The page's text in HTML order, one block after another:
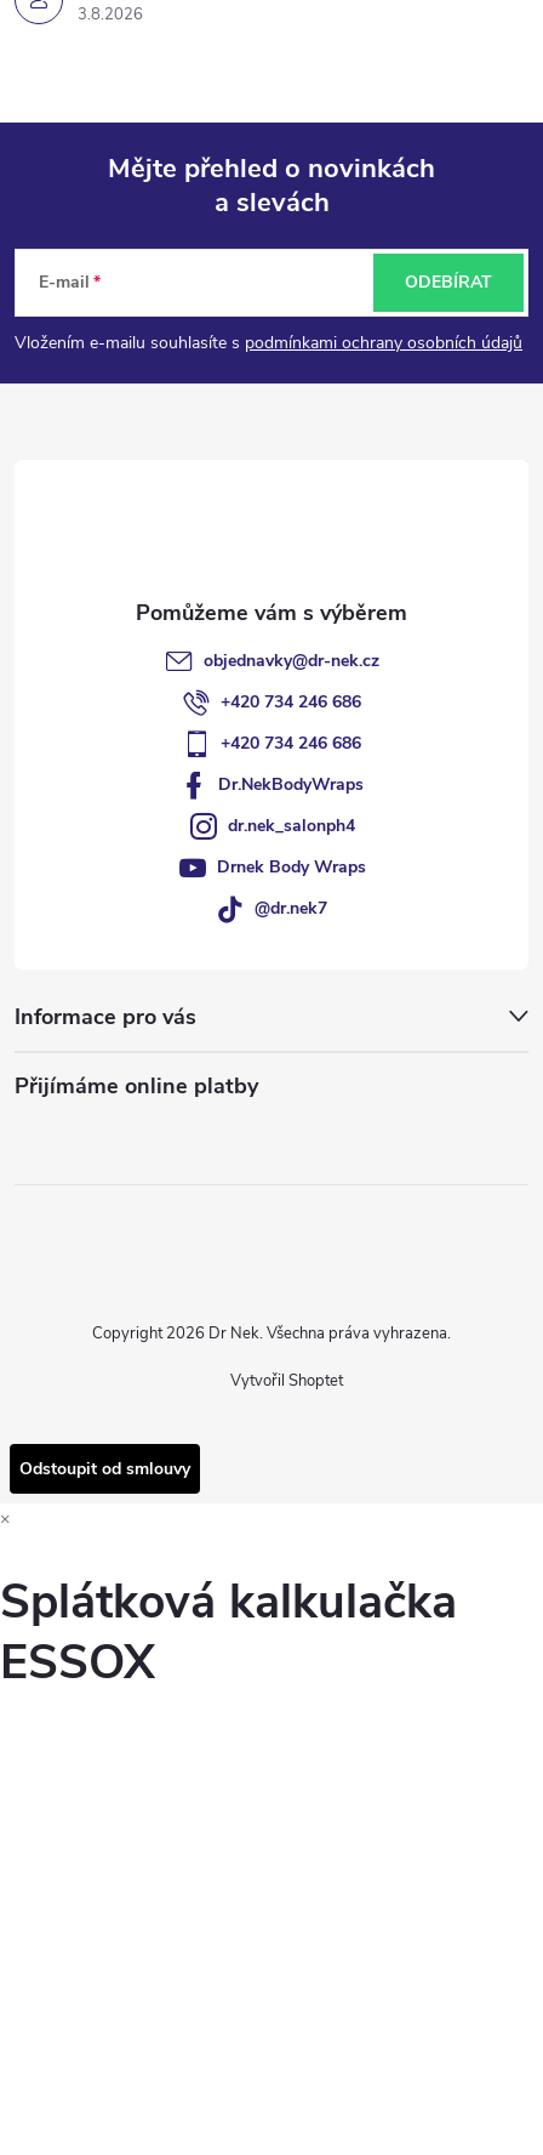
3.8.2026
p
Mějte přehled o novinkách
a slevách
E-mail
Vložením e-mailu souhlasíte s podmínkami ochrany osobních údajů
ODEBÍRAT
objednavky@dr-nek.cz
+420 734 246 686
+420 734 246 686
Dr.NekBodyWraps
dr.nek_salonph4
Drnek Body Wraps
@dr.nek7
Informace pro vás
Přijímáme online platby
Vytvořil Shoptet
Copyright 2026 Dr Nek. Všechna práva vyhrazena.
Odstoupit od smlouvy
×
Splátková kalkulačka
ESSOX